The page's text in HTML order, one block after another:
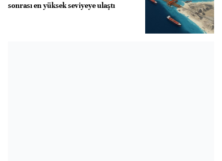
sonrası en yüksek seviyeye ulaştı